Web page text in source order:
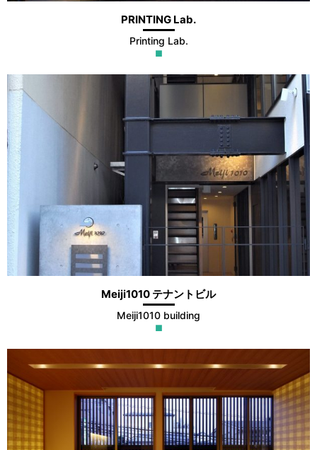
PRINTING Lab.
Printing Lab.
■
Meiji1010 テナントビル
Meiji1010 building
■